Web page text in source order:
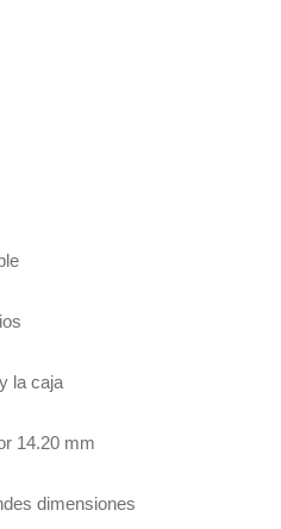
la caja
14.20 mm
dimensiones